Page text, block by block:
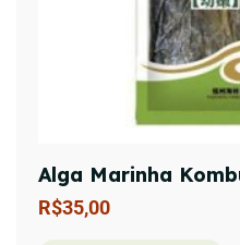
Alga Marinha
R$35,00